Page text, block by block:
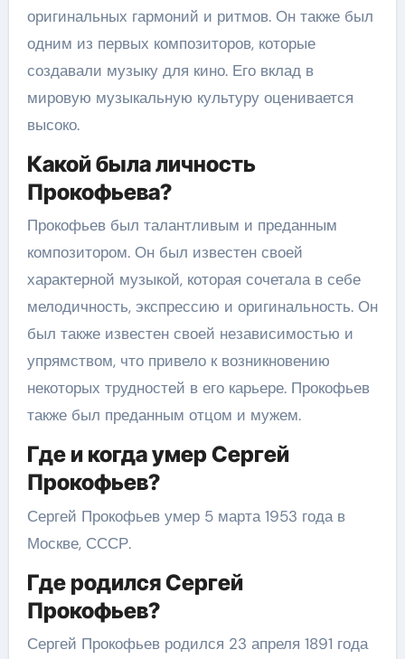
оригинальных гармоний и ритмов. Он также был
одним из первых композиторов, которые
создавали музыку для кино. Его вклад в
мировую музыкальную культуру оценивается
высоко.
Какой была личность
Прокофьева?
Прокофьев был талантливым и преданным
композитором. Он был известен своей
характерной музыкой, которая сочетала в себе
мелодичность, экспрессию и оригинальность. Он
был также известен своей независимостью и
упрямством, что привело к возникновению
некоторых трудностей в его карьере. Прокофьев
также был преданным отцом и мужем.
Где и когда умер Сергей
Прокофьев?
Сергей Прокофьев умер 5 марта 1953 года в
Москве, СССР.
Где родился Сергей
Прокофьев?
Сергей Прокофьев родился 23 апреля 1891 года